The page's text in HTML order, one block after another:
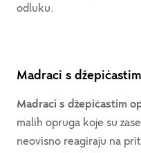
odluku.
Madraci s
Madraci s džepićastim
malih opruga koje su
neovisno reagiraju na